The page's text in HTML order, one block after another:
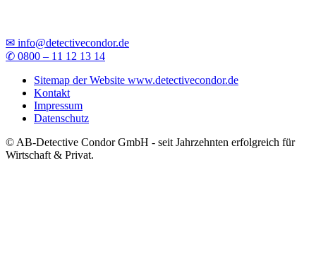
✉ info@detectivecondor.de
✆ 0800 – 11 12 13 14
Sitemap der Website www.detectivecondor.de
Kontakt
Impressum
Datenschutz
© AB-Detective Condor GmbH - seit Jahrzehnten erfolgreich für
Wirtschaft & Privat.